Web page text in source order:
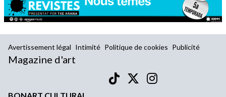
Avertissement légal Intimité Politique de cookies Publicité
Magazine d'art